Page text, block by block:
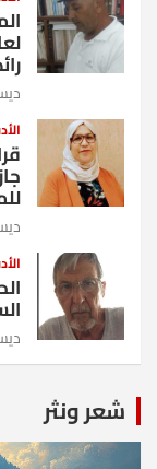
شعر ونثر